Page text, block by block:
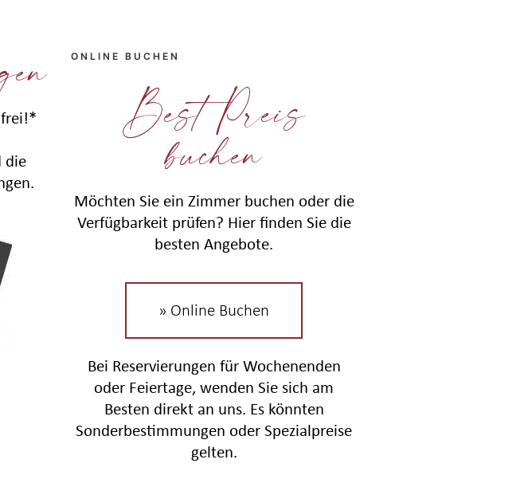
die
ONLINE BUCHEN
Best Preis
buchen
Möchten Sie ein Zimmer buchen oder die
Verfügbarkeit prüfen? Hier finden Sie die
besten Angebote.
» Online Buchen
Bei Reservierungen für Wochenenden
oder Feiertage, wenden Sie sich am
Besten direkt an uns. Es könnten
Sonderbestimmungen oder Spezialpreise
gelten.